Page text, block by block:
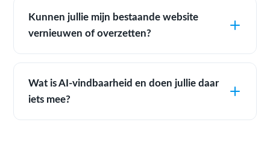
Kunnen jullie mijn bestaande website
vernieuwen of overzetten?
Wat is AI-vindbaarheid en doen jullie daar
iets mee?